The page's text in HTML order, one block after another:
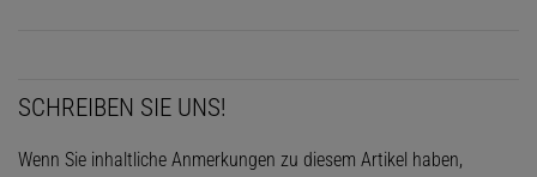
SCHREIBEN SIE UNS!
Wenn Sie inhaltliche Anmerkungen zu diesem Artikel haben,